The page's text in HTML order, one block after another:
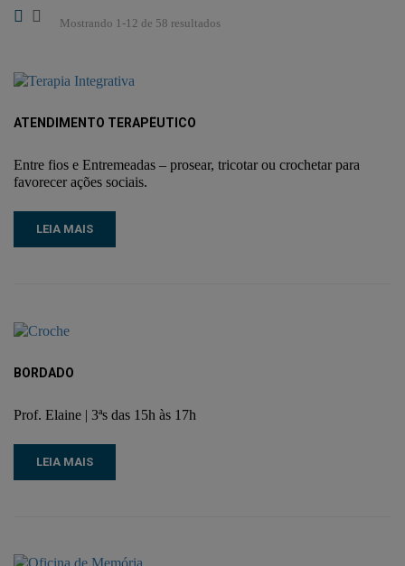
Mostrando 1-12 de 58 resultados
ATENDIMENTO TERAPÊUTICO
Entre fios e Entremeadas – prosear, tricotar ou crochetar para
favorecer ações sociais.
LEIA MAIS
BORDADO
Prof. Elaine | 3ªs das 15h às 17h
LEIA MAIS